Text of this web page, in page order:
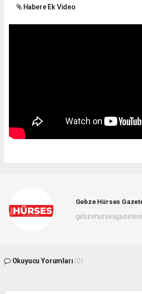
Habere Ek Video
Gebze Hürses
Okuyucu Yorumları (0)